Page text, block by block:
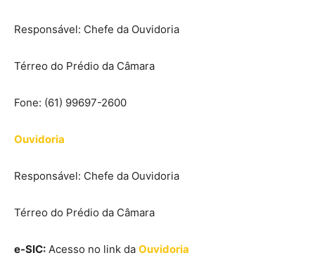
Responsável: Chefe da Ouvidoria
Térreo do Prédio da Câmara
Fone: (61) 99697-2600
Ouvidoria
Responsável: Chefe da Ouvidoria
Térreo do Prédio da Câmara
e-SIC: Acesso no link da Ouvidoria